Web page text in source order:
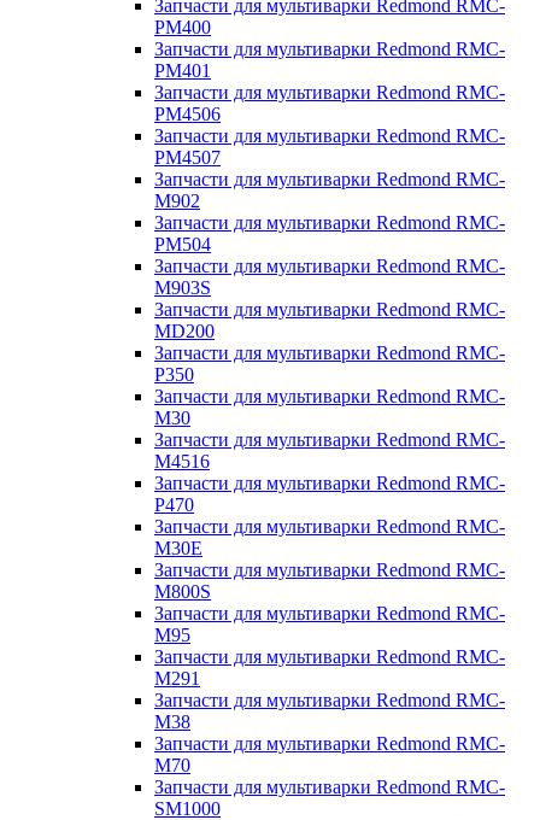
Запчасти для мультиварки Redmond RMC-
PM400
Запчасти для мультиварки Redmond RMC-
PM401
Запчасти для мультиварки Redmond RMC-
PM4506
Запчасти для мультиварки Redmond RMC-
PM4507
Запчасти для мультиварки Redmond RMC-
M902
Запчасти для мультиварки Redmond RMC-
PM504
Запчасти для мультиварки Redmond RMC-
M903S
Запчасти для мультиварки Redmond RMC-
MD200
Запчасти для мультиварки Redmond RMC-
P350
Запчасти для мультиварки Redmond RMC-
M30
Запчасти для мультиварки Redmond RMC-
M4516
Запчасти для мультиварки Redmond RMC-
P470
Запчасти для мультиварки Redmond RMC-
M30E
Запчасти для мультиварки Redmond RMC-
M800S
Запчасти для мультиварки Redmond RMC-
M95
Запчасти для мультиварки Redmond RMC-
M291
Запчасти для мультиварки Redmond RMC-
M38
Запчасти для мультиварки Redmond RMC-
M70
Запчасти для мультиварки Redmond RMC-
SM1000